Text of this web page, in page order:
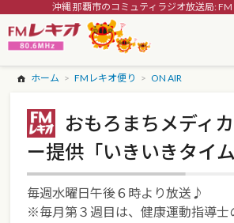
沖縄 那覇市のコミュティラジオ放送局:
ホーム FMレキオ便り ON AIR
おもろまちメディ
ー提供「いきいきタイ
毎週水曜日午後６時より放送♪
※毎月第３週目は、健康運動指導士